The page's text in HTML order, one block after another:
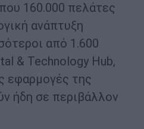
160.000 πελάτες
ανάπτυξη
από 1.600
& Technology Hub,
εφαρμογές της
ήδη σε περιβάλλον